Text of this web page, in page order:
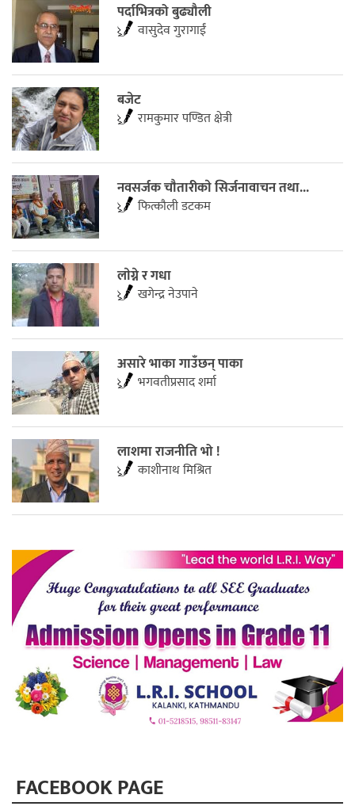
पर्दाभित्रको बुढ्यौली
वासुदेव गुरागाईं
बजेट
रामकुमार पण्डित क्षेत्री
नवसर्जक चाैतारीकाे सिर्जनावाचन तथा...
फित्काैली डटकम
लाेग्ने र गधा
खगेन्द्र नेउपाने
असारे भाका गाउँछन् पाका
भगवतीप्रसाद शर्मा
लाशमा राजनीति भो !
काशीनाथ मिश्रित
FACEBOOK PAGE